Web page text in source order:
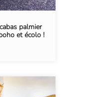
palmier
et écolo !